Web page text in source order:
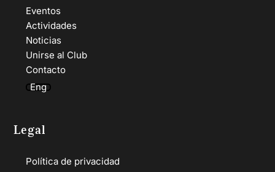
Eventos
Actividades
Noticias
Unirse al Club
Contacto
Eng
Legal
Política de privacidad